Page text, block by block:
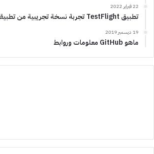
22 فبراير 2022
تطبيق TestFlight تجربة نسخة تجريبية من تطبيقات ابل
19 ديسمبر 2019
ماهو GitHub معلومات وروابط